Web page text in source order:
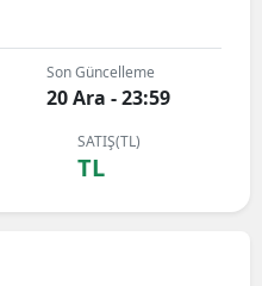
Son Güncelleme
20 Ara - 23:59
SATIŞ(TL)
TL